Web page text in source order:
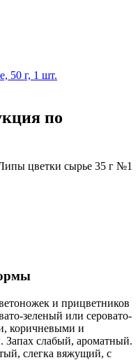
50 г, 1 шт.
по
и прицветников
или серовато-
коричневыми и
Запах слабый, ароматный.
слегка вяжущий, с